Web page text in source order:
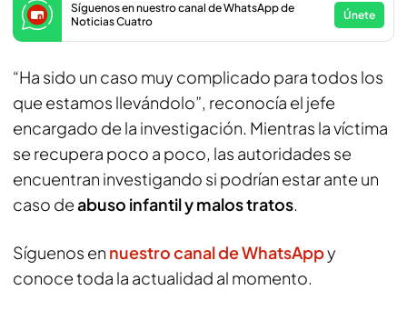
Síguenos en nuestro canal de WhatsApp de
Noticias Cuatro
Únete
“Ha sido un caso muy complicado para todos los
que estamos llevándolo”, reconocía el jefe
encargado de la investigación. Mientras la víctima
se recupera poco a poco, las autoridades se
encuentran investigando si podrían estar ante un
caso deabuso infantil y malos tratos.
Síguenos en nuestro canal de WhatsAppy
conoce toda la actualidad al momento.